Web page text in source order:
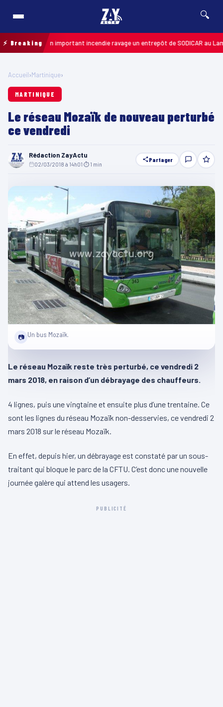
🔍
⚡ Breaking
· 11h06 Un important incendie ravage un entrepôt de SODICAR au Lamentin
Accueil›Martinique›
MARTINIQUE
Le réseau Mozaïk de nouveau perturbé
ce vendredi
Rédaction ZayActu
02/03/2018 à 14h01 ⏱ 1 min
Partager
📷 Un bus Mozaïk.
Le réseau Mozaïk reste très perturbé, ce vendredi 2
mars 2018, en raison d’un débrayage des chauffeurs.
4 lignes, puis une vingtaine et ensuite plus d’une trentaine. Ce
sont les lignes du réseau Mozaïk non-desservies, ce vendredi 2
mars 2018 sur le réseau Mozaïk.
En effet, depuis hier, un débrayage est constaté par un sous-
traitant qui bloque le parc de la CFTU. C’est donc une nouvelle
journée galère qui attend les usagers.
PUBLICITÉ